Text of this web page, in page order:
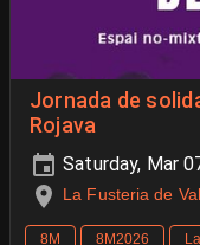
Jornada de
Rojava
Saturday, Mar
La Fusteria de
8M 8M2026